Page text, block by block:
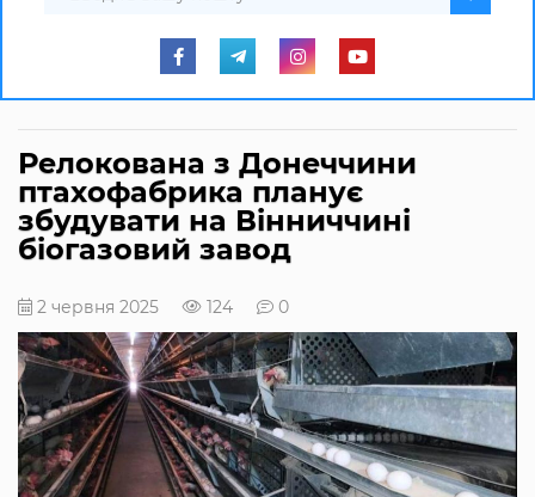
Релокована з Донеччини
птахофабрика планує
збудувати на Вінниччині
біогазовий завод
2 червня 2025 124 0